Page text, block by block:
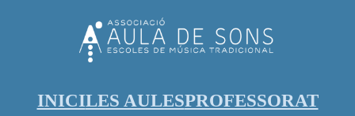
INICILES AULESPROFESSORAT